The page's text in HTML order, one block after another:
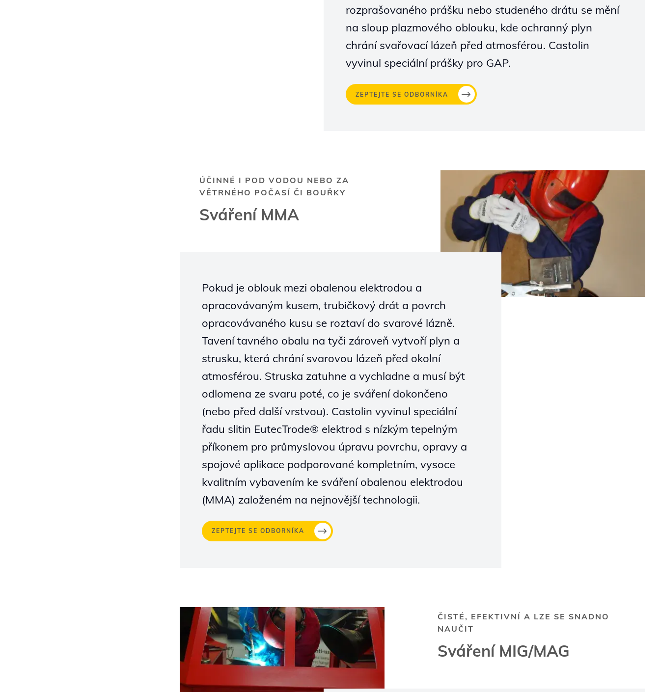
rozprašovaného prášku nebo studeného drátu se mění
na sloup plazmového oblouku, kde ochranný plyn
chrání svařovací lázeň před atmosférou. Castolin
vyvinul speciální prášky pro GAP.
ZEPTEJTE SE ODBORNÍKA
ÚČINNÉ I POD VODOU NEBO ZA
VĚTRNÉHO POČASÍ ČI BOUŘKY
Sváření MMA
Pokud je oblouk mezi obalenou elektrodou a
opracovávaným kusem, trubičkový drát a povrch
opracovávaného kusu se roztaví do svarové lázně.
Tavení tavného obalu na tyči zároveň vytvoří plyn a
strusku, která chrání svarovou lázeň před okolní
atmosférou. Struska zatuhne a vychladne a musí být
odlomena ze svaru poté, co je sváření dokončeno
(nebo před další vrstvou). Castolin vyvinul speciální
řadu slitin EutecTrode® elektrod s nízkým tepelným
příkonem pro průmyslovou úpravu povrchu, opravy a
spojové aplikace podporované kompletním, vysoce
kvalitním vybavením ke sváření obalenou elektrodou
(MMA) založeném na nejnovější technologii.
ZEPTEJTE SE ODBORNÍKA
ČISTÉ, EFEKTIVNÍ A LZE SE SNADNO
NAUČIT
Sváření MIG/MAG